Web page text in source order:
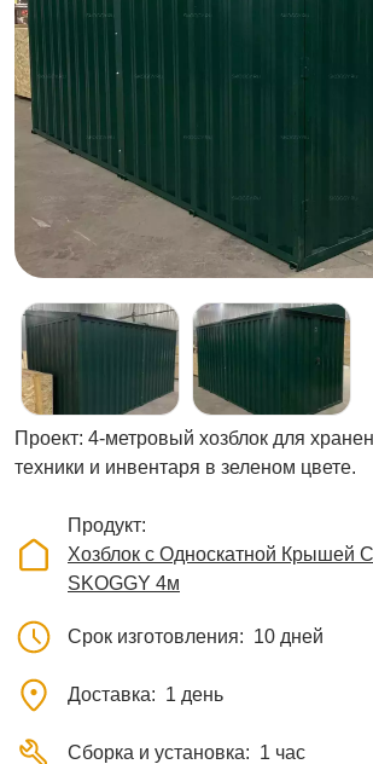
Проект: 4-метровый хозблок для
техники и инвентаря в зеленом цвете.
Продукт
Хозблок с Односкатной Крышей
SKOGGY 4м
Срок изготовления 10 дней
Доставка 1 день
Сборка и установка 1 час